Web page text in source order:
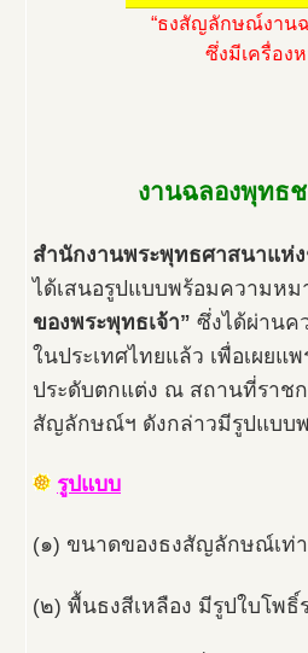
“ธงสัญลักษณ์งาน
ซึ่งมีเครื่อง
งานฉลองพุทธ
สำนักงานพระพุทธศาสนาแห่
ได้เสนอรูปแบบพร้อมความห
ของพระพุทธเจ้า” ซึ่งได้ผ่านค
ในประเทศไทยแล้ว เพื่อเผย
ประดับตกแต่ง ณ สถานที่ราช
สัญลักษณ์ฯ ดังกล่าวมีรูปแบบ
รูปแบบ
(๑) ขนาดของธงสัญลักษณ์เท่
(๒) พื้นธงสีเหลือง มีรูปใบโพธิ์